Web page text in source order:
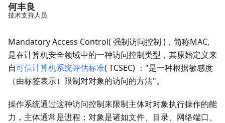
何丰良
技术支持人员
Mandatory Access Control( 强制访问控制 )，简称MAC,
是在计算机安全领域中的一种访问控制类型，其原始定义来
自可信计算机系统评估标准( TCSEC) ："是一种根据敏感度
（由标签表示）限制对对象的访问的方法"。
操作系统通过这种访问控制来限制主体对对象执行操作的能
力，主体通常是进程；对象是诸如文件、目录、网络端口、